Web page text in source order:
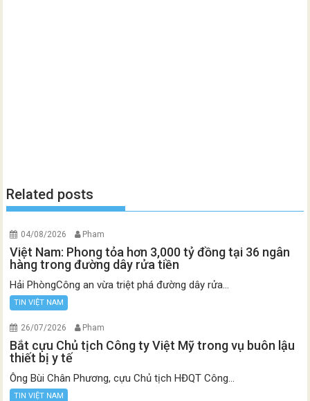
Related posts
04/08/2026 Pham
Việt Nam: Phong tỏa hơn 3,000 tỷ đồng tại 36 ngân
hàng trong đường dây rửa tiền
Hải PhòngCông an vừa triệt phá đường dây rửa...
TIN VIỆT NAM
26/07/2026 Pham
Bắt cựu Chủ tịch Công ty Việt Mỹ trong vụ buôn lậu
thiết bị y tế
Ông Bùi Chân Phương, cựu Chủ tịch HĐQT Công...
TIN VIỆT NAM